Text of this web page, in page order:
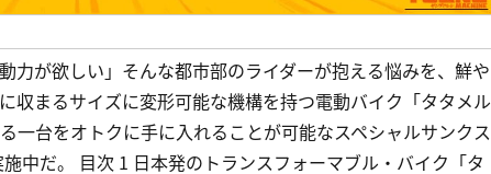
力が欲しい」そんな都市部のライダーが抱える悩みを、鮮や
収まるサイズに変形可能な機構を持つ電動バイク「タタメル
一台をオトクに手に入れることが可能なスペシャルサンクス
中だ。 目次 1 日本発のトランスフォーマブル・バイク「タ